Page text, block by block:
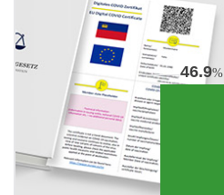
46.9%